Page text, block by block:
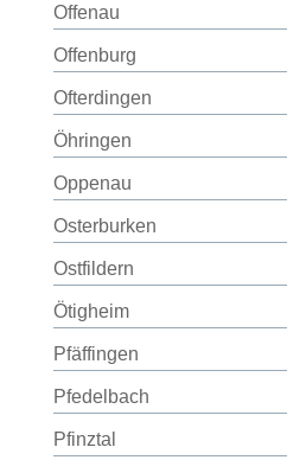
Offenau
Offenburg
Ofterdingen
Öhringen
Oppenau
Osterburken
Ostfildern
Ötigheim
Pfäffingen
Pfedelbach
Pfinztal